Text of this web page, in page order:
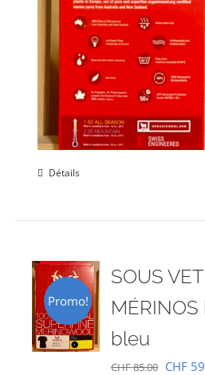
Détails
Promo!
SOUS
bleu
CHF85.00 Le
CHF